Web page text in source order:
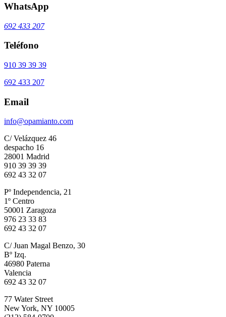
WhatsApp
692 433 207
Teléfono
910 39 39 39
692 433 207
Email
info@opamianto.com
C/ Velázquez 46
despacho 16
28001 Madrid
910 39 39 39
692 43 32 07
Pº Independencia, 21
1º Centro
50001 Zaragoza
976 23 33 83
692 43 32 07
C/ Juan Magal Benzo, 30
Bº Izq.
46980 Paterna
Valencia
692 43 32 07
77 Water Street
New York, NY 10005